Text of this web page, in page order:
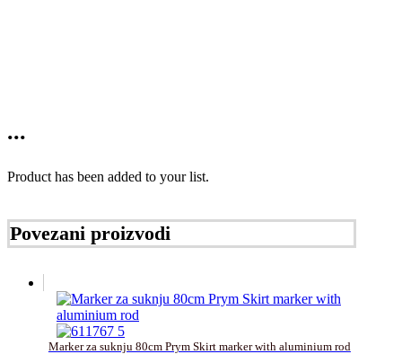
...
Product has been added to your list.
Povezani proizvodi
Marker za suknju 80cm Prym Skirt marker with aluminium rod